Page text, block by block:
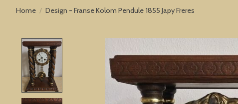
Home / Design - Franse Kolom Pendule 1855 Japy Freres